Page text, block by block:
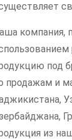
компания,
под
продажам и
из